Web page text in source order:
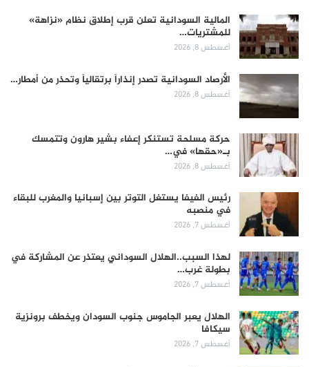
المالية السودانية تعلن قرب إطلاق نظام «نزاهة»
للمشتريات…
أغسطس 8, 2026
الأرصاد السودانية تصدر إنذاراً برتقالياً وتحذر من أمطار…
أغسطس 8, 2026
حركة مسلحة تستنكر إعفاء بشير هارون وتتمسك
بـ«حقها» في…
أغسطس 8, 2026
رئيس الفيفا يستغل التوتر بين إسبانيا والمغرب للبقاء
في منصبه
أغسطس 7, 2026
لهذا السبب..الهلال السوداني يعتذر عن المشاركة في
بطولة غرب…
أغسطس 7, 2026
الهلال يعبر الجاموس جنوب السودان ويخطف برونزية
سيكافا
أغسطس 7, 2026